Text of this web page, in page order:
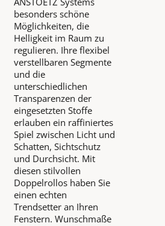
besonders schöne
Möglichkeiten, die
Helligkeit im Raum zu
regulieren. Ihre flexibel
verstellbaren Segmente
und die
unterschiedlichen
Transparenzen der
eingesetzten Stoffe
erlauben ein raffiniertes
Spiel zwischen Licht und
Schatten, Sichtschutz
und Durchsicht. Mit
diesen stilvollen
Doppelrollos haben Sie
einen echten
Trendsetter an Ihren
Fenstern. Wunschmaße